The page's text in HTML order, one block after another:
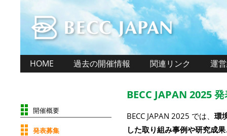
HOME 過去の開催情報 関連リンク 運
開催概要
発表募集
BECC JAPAN 2025
BECC JAPAN 2025 では、 環
した取り組み事例や研究成